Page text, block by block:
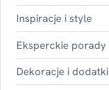
Inspiracje i style
Eksperckie porady
Dekoracje i dodatki